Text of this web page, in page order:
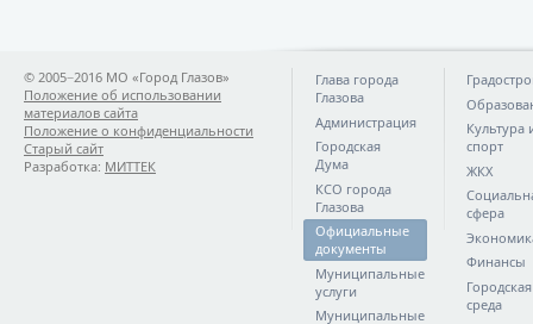
© 2005−2016 МО «Город Глазов»
Положение об использовании
материалов сайта
Положение о конфиденциальности
Старый сайт
Разработка: МИТТЕК
Глава города
Глазова
Администрация
Городская
Дума
КСО города
Глазова
Официальные
документы
Муниципальные
услуги
Муниципальные
Культура
спорт
ЖКХ
сфера
Финансы
Городская
среда